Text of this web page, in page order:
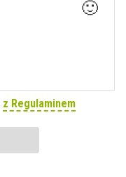
🙂
z Regulaminem